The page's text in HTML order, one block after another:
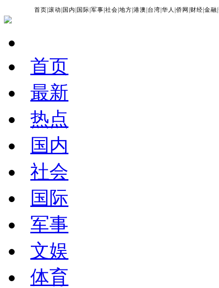
首页 |滚动 国内 国际 |军事 |社会 |地方 |港澳 台湾 |华人 |侨网 财经 |金融 |
首页
最新
热点
国内
社会
国际
军事
文娱
体育